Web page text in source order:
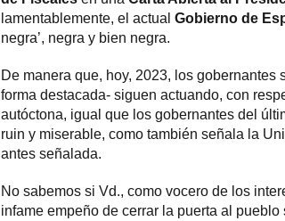
lamentablemente, el actual Gobierno de
negra’, negra y bien negra.
De manera que, hoy, 2023, los
forma destacada- siguen actuando, con
autóctona, igual que los gobernantes del
ruin y miserable, como también señala la
antes señalada.
No sabemos si Vd., como vocero de los
infame empeño de cerrar la puerta al